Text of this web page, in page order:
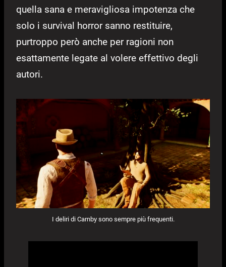
quella sana e meravigliosa impotenza che
solo i survival horror sanno restituire,
purtroppo però anche per ragioni non
esattamente legate al volere effettivo degli
autori.
I deliri di Carnby sono sempre più frequenti.